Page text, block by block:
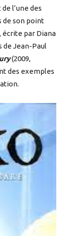
l’une des
de son point
, écrite par Diana
de Jean-Paul
(2009,
des exemples